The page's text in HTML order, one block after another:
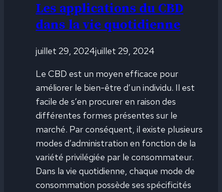
Les applications du CBD
dans la vie quotidienne
juillet 29, 2024juillet 29, 2024
Le CBD est un moyen efficace pour
améliorer le bien-être d’un individu. Il est
facile de s’en procurer en raison des
différentes formes présentes sur le
marché. Par conséquent, il existe plusieurs
modes d’administration en fonction de la
variété privilégiée par le consommateur.
Dans la vie quotidienne, chaque mode de
consommation possède ses spécificités